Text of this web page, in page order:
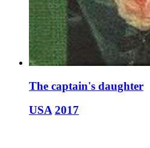
The captain's daughter
USA 2017